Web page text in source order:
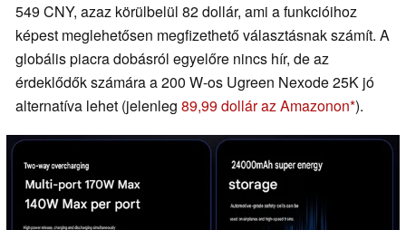
549 CNY, azaz körülbelül 82 dollár, ami a funkcióihoz
képest meglehetősen megfizethető választásnak számít. A
globális piacra dobásról egyelőre nincs hír, de az
érdeklődők számára a 200 W-os Ugreen Nexode 25K jó
alternatíva lehet (jelenleg 89,99 dollár az Amazonon ).